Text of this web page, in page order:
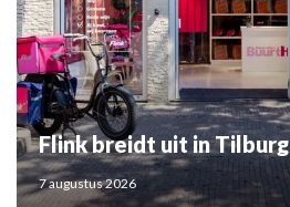
Flink breidt uit in Tilburg
7 augustus 2026